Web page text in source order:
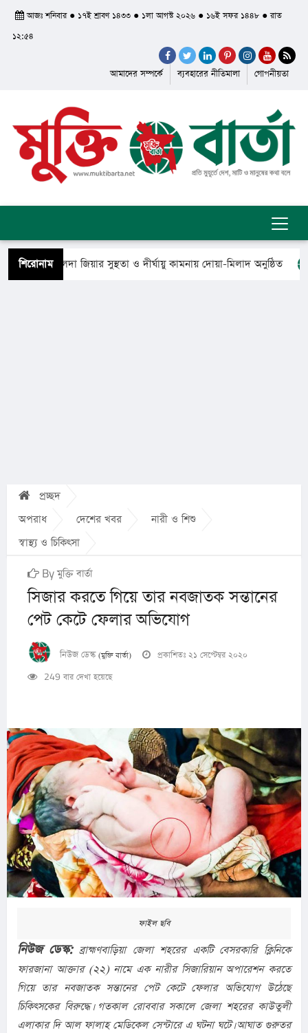
আজঃ শনিবার ● ১৭ই শ্রাবণ ১৪৩৩ ● ১লা আগস্ট ২০২৬ ● ১৬ই সফর ১৪৪৮ ● রাত
১২:৫৪
আমাদের সম্পর্কে ব্যবহারের নীতিমালা গোপনীয়তা
শিরোনামখালেদা জিয়ার সুস্থতা ও দীর্ঘায়ু কামনায় দোয়া-মিলাদ অনুষ্ঠিত
প্রচ্ছদ
অপরাধ
দেশের খবর
নারী ও শিশু
স্বাস্থ্য ও চিকিৎসা
By মুক্তি বার্তা
সিজার করতে গিয়ে তার নবজাতক সন্তানের
পেট কেটে ফেলার অভিযোগ
নিউজ ডেস্ক (মুক্তি বার্তা)
প্রকাশিতঃ ২১ সেপ্টেম্বর ২০২০
249 বার দেখা হয়েছে
ফাইল ছবি
নিউজ ডেস্ক: ব্রাহ্মণবাড়িয়া জেলা শহরের একটি বেসরকারি ক্লিনিকে
ফারজানা আক্তার (২২) নামে এক নারীর সিজারিয়ান অপারেশন করতে
গিয়ে তার নবজাতক সন্তানের পেট কেটে ফেলার অভিযোগ উঠেছে
চিকিৎসকের বিরুদ্ধে। গতকাল রোববার সকালে জেলা শহরের কাউতুলী
এলাকার দি আল ফালাহ মেডিকেল সেন্টারে এ ঘটনা ঘটে। আঘাত গুরুতর